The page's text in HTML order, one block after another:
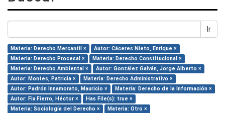
Ir
Materia: Derecho Mercantil ×
Autor: Cáceres Nieto, Enrique ×
Materia: Derecho Procesal ×
Materia: Derecho Constitucional ×
Materia: Derecho Ambiental ×
Autor: González Galván, Jorge Alberto ×
Autor: Montes, Patricia ×
Materia: Derecho Administrativo ×
Autor: Padrón Innamorato, Mauricio ×
Materia: Derecho de la Información ×
Autor: Fix Fierro, Héctor ×
Has File(s): true ×
Materia: Sociología del Derecho ×
Materia: Otro ×